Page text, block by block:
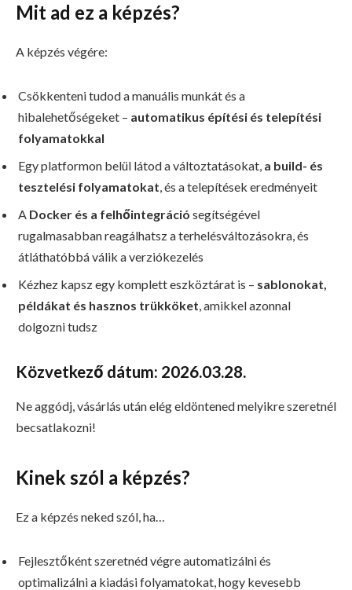
Mit ad ez a képzés?
A képzés végére:
Csökkenteni tudod a manuális munkát és a
hibalehetőségeket – automatikus építési és telepítési
folyamatokkal
Egy platformon belül látod a változtatásokat, a build- és
tesztelési folyamatokat, és a telepítések eredményeit
A Docker és a felhőintegráció segítségével
rugalmasabban reagálhatsz a terhelésváltozásokra, és
átláthatóbbá válik a verziókezelés
Kézhez kapsz egy komplett eszköztárat is – sablonokat,
példákat és hasznos trükköket, amikkel azonnal
dolgozni tudsz
Közvetkező dátum: 2026.03.28.
Ne aggódj, vásárlás után elég eldöntened melyikre szeretnél
becsatlakozni!
Kinek szól a képzés?
Ez a képzés neked szól, ha…
Fejlesztőként szeretnéd végre automatizálni és
optimalizálni a kiadási folyamatokat, hogy kevesebb